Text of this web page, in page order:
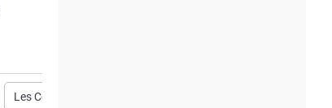
Les Corts